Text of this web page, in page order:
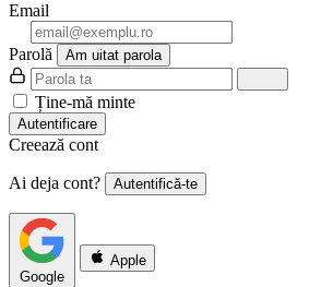
Email
Parolă Am uitat parola
Ține-mă minte
Autentificare
Creează cont
Ai deja cont? Autentifică-te
Google
Apple